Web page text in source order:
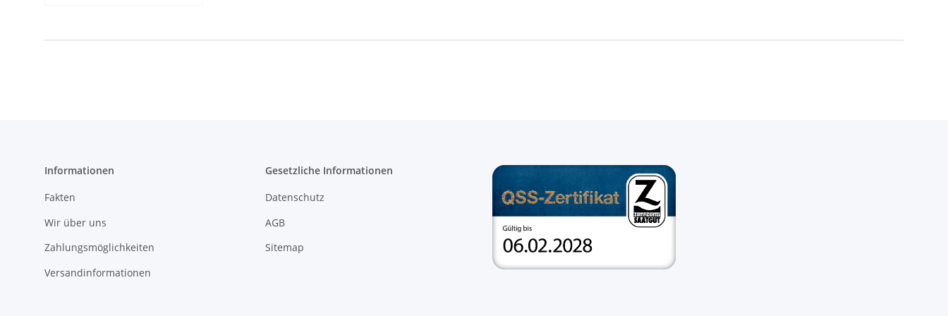
Informationen
Fakten
Wir über uns
Zahlungsmöglichkeiten
Versandinformationen
Gesetzliche Informationen
Datenschutz
AGB
Sitemap